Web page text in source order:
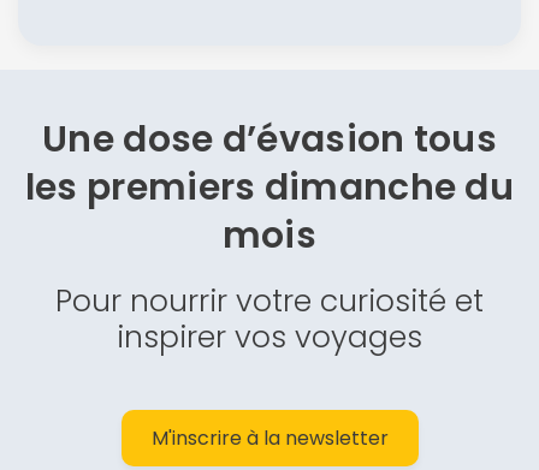
Une dose d’évasion tous
les premiers dimanche du
mois
Pour nourrir votre curiosité et
inspirer vos voyages
M'inscrire à la newsletter